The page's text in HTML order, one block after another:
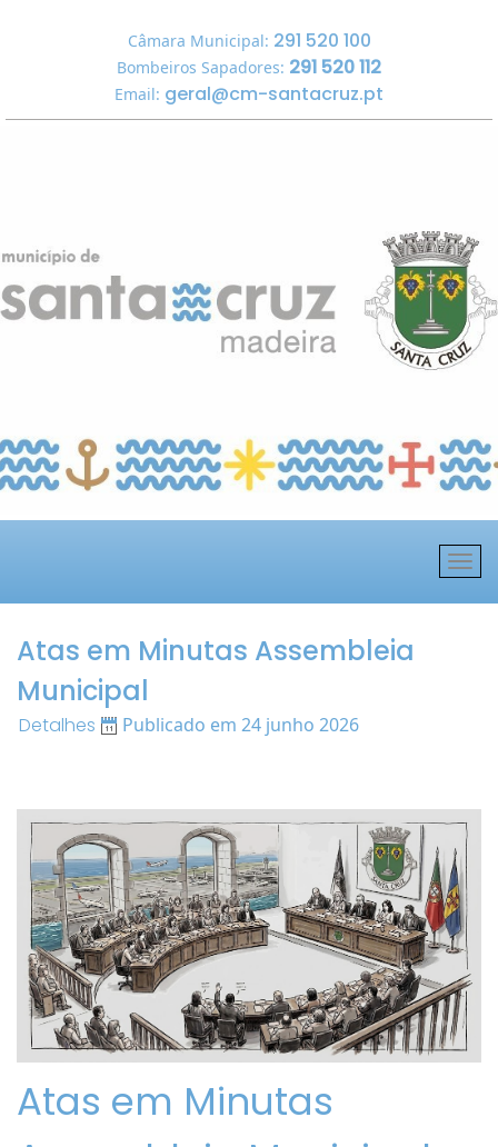
Câmara Municipal: 291 520 100
Bombeiros Sapadores: 291 520 112
Email: geral@cm-santacruz.pt
Atas em Minutas Assembleia
Municipal
Detalhes Publicado em 24 junho 2026
Atas em Minutas